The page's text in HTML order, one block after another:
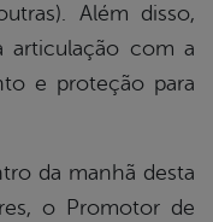
Além disso,
articulação com a
e proteção para
da manhã desta
o Promotor de